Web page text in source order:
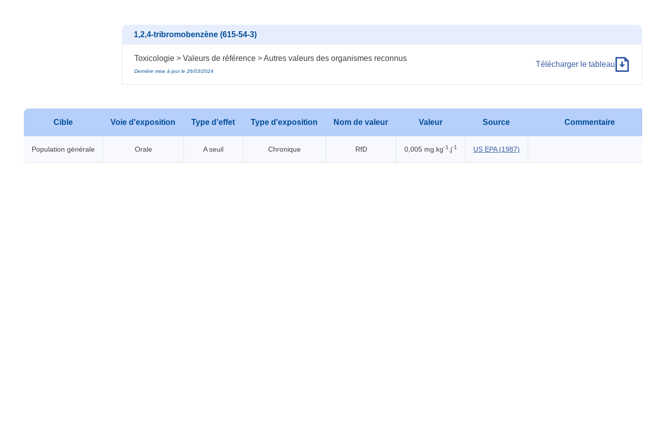
1,2,4-tribromobenzène (615-54-3)
Toxicologie > Valeurs de référence > Autres valeurs des organismes reconnus
Dernière mise à jour le 26/03/2024
Télécharger le tableau
Cible Voie d'exposition Type d'effet Type d'exposition Nom de valeur Valeur Source Commentaire
Population générale Orale A seuil Chronique RfD 0,005 mg.kg-1 .j-1 US EPA (1987)